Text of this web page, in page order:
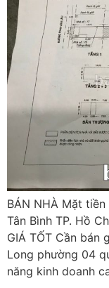
BÁN NHÀ Mặt
Tân Bình TP. Hồ
GIÁ TỐT Cần bán
Long phường 04
năng kinh doanh